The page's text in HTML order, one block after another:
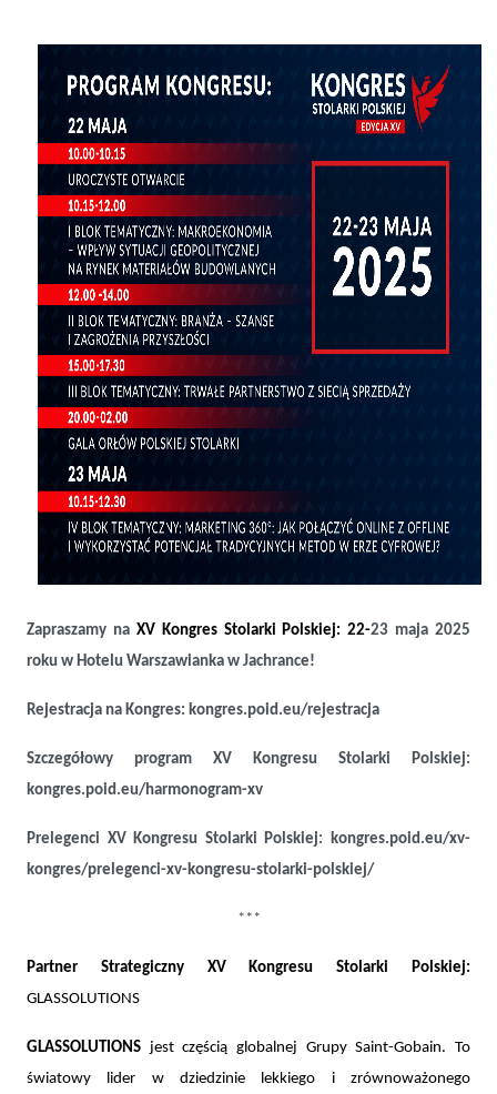
Zapraszamy na XV Kongres Stolarki Polskiej: 22-23 maja 2025
roku w Hotelu Warszawianka w Jachrance!
Rejestracja na Kongres: kongres.poid.eu/rejestracja
Szczegółowy program XV Kongresu Stolarki Polskiej:
kongres.poid.eu/harmonogram-xv
Prelegenci XV Kongresu Stolarki Polskiej:
kongres.poid.eu/xv-
kongres/prelegenci-xv-kongresu-stolarki-polskiej/
***
Partner Strategiczny XV Kongresu Stolarki Polskiej:
GLASSOLUTIONS
GLASSOLUTIONS jest częścią globalnej Grupy Saint-Gobain. To
światowy lider w dziedzinie lekkiego i zrównoważonego